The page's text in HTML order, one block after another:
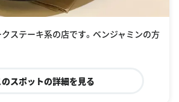
ステーキ系の店です。ベンジャミンの方
のスポットの詳細を見る